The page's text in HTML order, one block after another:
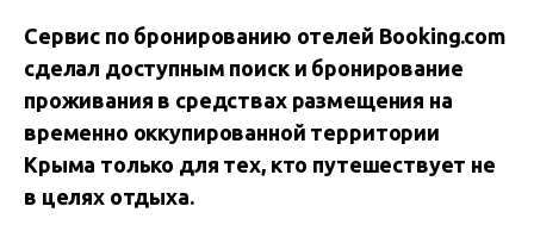
Сервис по бронированию отелей Booking.com
сделал доступным поиск и бронирование
проживания в средствах размещения на
временно оккупированной территории
Крыма только для тех, кто путешествует не
в целях отдыха.